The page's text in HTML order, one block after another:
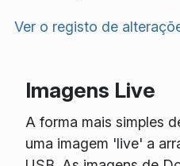
Ver o registo de
Imagens Live
A forma mais simples
uma imagem 'live' a